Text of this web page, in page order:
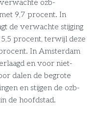
ozb-
9,7 procent. In
de verwachte stijging
procent, terwijl deze
In Amsterdam
en voor niet-
dalen de begrote
en stijgen de ozb-
de hoofdstad.